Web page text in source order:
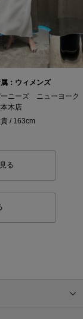
：ウィメンズ
ニーズ ニューヨーク
木店
/ 163cm
る